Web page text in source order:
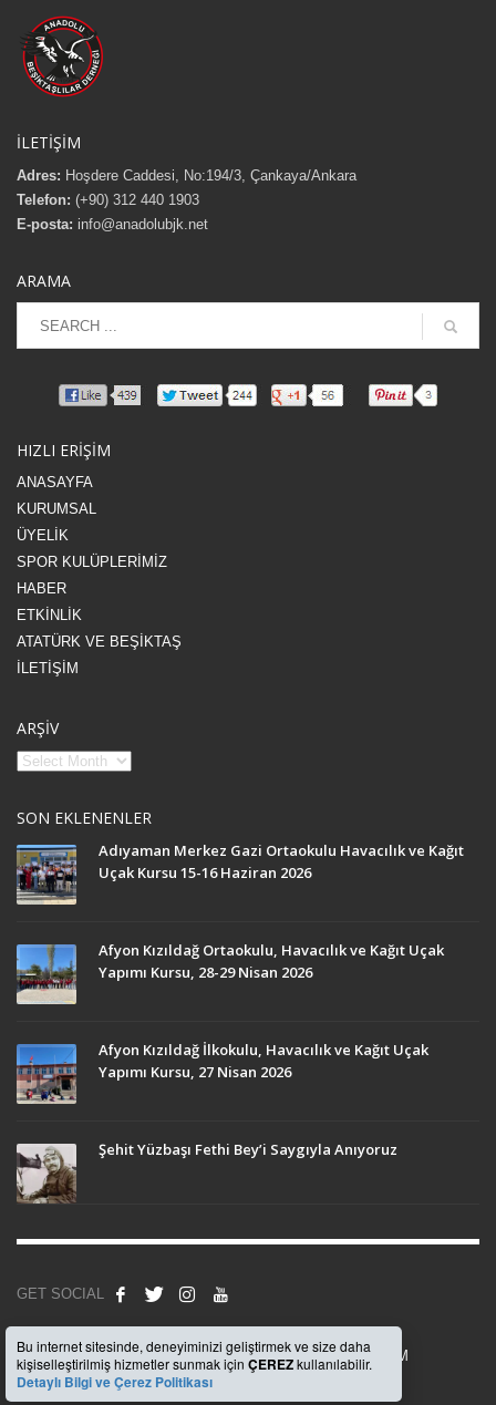
İLETİŞİM
Adres: Hoşdere Caddesi, No:194/3, Çankaya/Ankara
Telefon: (+90) 312 440 1903
E-posta: info@anadolubjk.net
ARAMA
HIZLI ERİŞİM
ANASAYFA
KURUMSAL
ÜYELİK
SPOR KULÜPLERİMİZ
HABER
ETKİNLİK
ATATÜRK VE BEŞİKTAŞ
İLETİŞİM
ARŞİV
SON EKLENENLER
Adıyaman Merkez Gazi Ortaokulu Havacılık ve Kağıt
Uçak Kursu 15-16 Haziran 2026
Afyon Kızıldağ Ortaokulu, Havacılık ve Kağıt Uçak
Yapımı Kursu, 28-29 Nisan 2026
Afyon Kızıldağ İlkokulu, Havacılık ve Kağıt Uçak
Yapımı Kursu, 27 Nisan 2026
Şehit Yüzbaşı Fethi Bey’i Saygıyla Anıyoruz
GET SOCIAL
© 2008Anadolu Beşiktaşlılar Derneği, Uygulama -WEBKOM
Bu internet sitesinde, deneyiminizi geliştirmek ve size daha
kişiselleştirilmiş hizmetler sunmak için ÇEREZkullanılabilir.
Detaylı Bilgi ve Çerez Politikası